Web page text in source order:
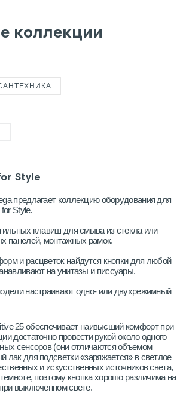
коллекции
Style
предлагает коллекцию оборудования для
Style.
клавиш для смыва из стекла или
панелей, монтажных рамок.
и расцветок найдутся кнопки для любой
на унитазы и писсуары.
настраивают одно- или двухрежимный
25 обеспечивает наивысший комфорт при
достаточно провести рукой около одного
сенсоров (они отличаются объемом
лак для подсветки «заряжается» в светлое
и искусственных источников света,
поэтому кнопка хорошо различима на
выключенном свете.